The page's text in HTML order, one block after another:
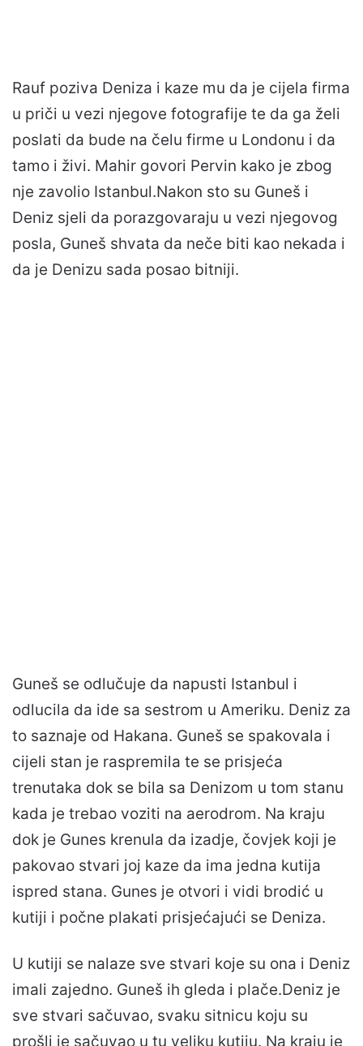
Rauf poziva Deniza i kaze mu da je cijela firma
u priči u vezi njegove fotografije te da ga želi
poslati da bude na čelu firme u Londonu i da
tamo i živi. Mahir govori Pervin kako je zbog
nje zavolio Istanbul.Nakon sto su Guneš i
Deniz sjeli da porazgovaraju u vezi njegovog
posla, Guneš shvata da neče biti kao nekada i
da je Denizu sada posao bitniji.
Guneš se odlučuje da napusti Istanbul i
odlucila da ide sa sestrom u Ameriku. Deniz za
to saznaje od Hakana. Guneš se spakovala i
cijeli stan je raspremila te se prisjeća
trenutaka dok se bila sa Denizom u tom stanu
kada je trebao voziti na aerodrom. Na kraju
dok je Gunes krenula da izadje, čovjek koji je
pakovao stvari joj kaze da ima jedna kutija
ispred stana. Gunes je otvori i vidi brodić u
kutiji i počne plakati prisjećajući se Deniza.
U kutiji se nalaze sve stvari koje su ona i Deniz
imali zajedno. Guneš ih gleda i plače.Deniz je
sve stvari sačuvao, svaku sitnicu koju su
prošli je sačuvao u tu veliku kutiju. Na kraju je